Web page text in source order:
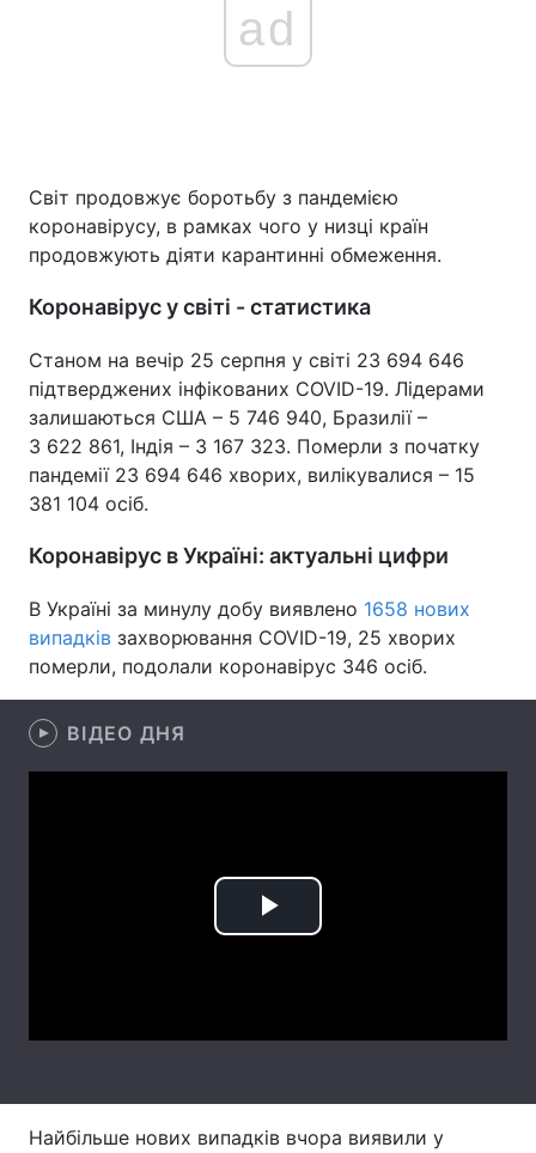
Головна
Україна
Світ
Спорт Наука
Техно і зв'язок Лайт
Цікавинки Погода
Лонгріди
Вакансії
ad
Світ продовжує боротьбу з пандемією
коронавірусу, в рамках чого у низці країн
продовжують діяти карантинні обмеження.
Коронавірус у світі - статистика
Станом на вечір 25 серпня у світі 23 694 646
підтверджених інфікованих COVID-19. Лідерами
залишаються США – 5 746 940, Бразилії –
3 622 861, Індія – 3 167 323. Померли з початку
пандемії 23 694 646 хворих, вилікувалися – 15
381 104 осіб.
Коронавірус в Україні: актуальні цифри
В Україні за минулу добу виявлено 1658 нових
випадків захворювання COVID-19, 25 хворих
померли, подолали коронавірус 346 осіб.
ВІДЕО ДНЯ
Play
Найбільше нових випадків вчора виявили у